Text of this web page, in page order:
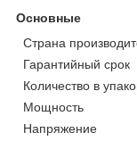
Основные
Страна
Гарантийный срок
Количество в
Мощность
Напряжение